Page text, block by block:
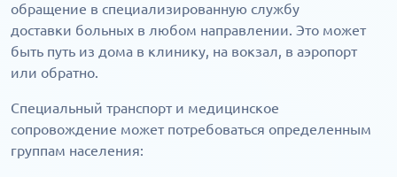
обращение в специализированную службу
доставки больных в любом направлении. Это может
быть путь из дома в клинику, на вокзал, в аэропорт
или обратно.
Специальный транспорт и медицинское
сопровождение может потребоваться определенным
группам населения: